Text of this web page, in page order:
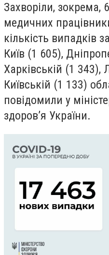
Захворіли, зокрема,
медичних
кількість випадків
Київ (1 605),
Харківській (1 343),
Київській (1 133)
повідомили у
здоров’я України.